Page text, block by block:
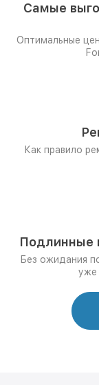
Самые
Оптимальные
Как правило
Подлинные
Без ожидания
уже